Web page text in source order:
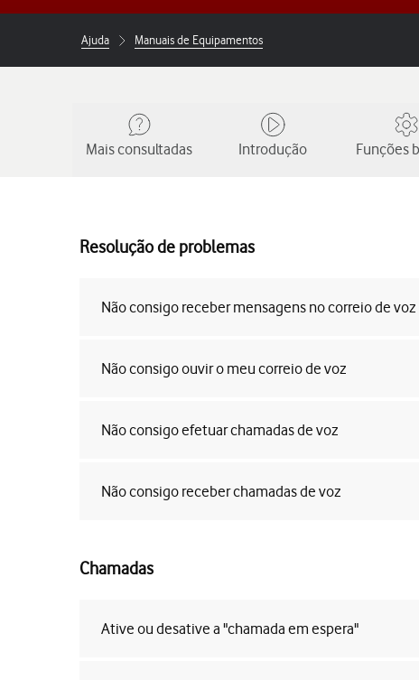
Ajuda Manuais de Equipamentos
Mais consultadas Introdução Funções
Resolução de problemas
Não consigo receber mensagens no correio de voz
Não consigo ouvir o meu correio de voz
Não consigo efetuar chamadas de voz
Não consigo receber chamadas de voz
Chamadas
Ative ou desative a "chamada em espera"